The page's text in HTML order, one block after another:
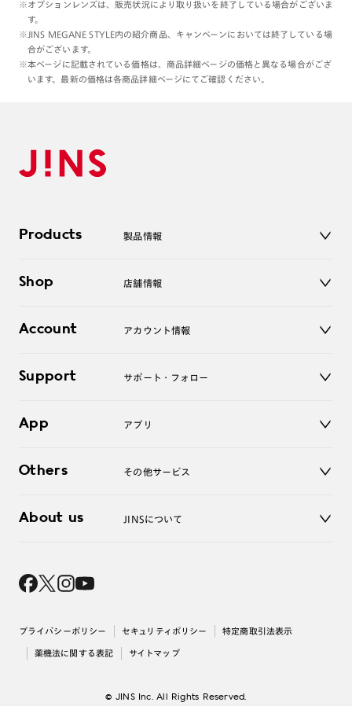
※オプションレンズは、販売状況により取り扱いを終了している場合がございま
す。
※JINS MEGANE STYLE内の紹介商品、キャンペーンにおいては終了している場
合がございます。
※本ページに記載されている価格は、商品詳細ページの価格と異なる場合がござ
います。最新の価格は各商品詳細ページにてご確認ください。
Products 製品情報
サングラス
コンタクトレンズ
アクセサリー
Shop 店舗情報
オンラインショップ
Account アカウント情報
ログアウト
Support サポート・フォロー
よくあるご質問
お問い合わせ
App アプリ
Others その他サービス
レンズ交換
About us JINSについて
採用情報
出店について
プライバシーポリシー セキュリティポリシー 特定商取引法表示
薬機法に関する表記 サイトマップ
© JINS Inc. All Rights Reserved.